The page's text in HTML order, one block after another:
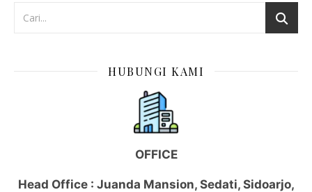
HUBUNGI KAMI
OFFICE
Head Office : Juanda Mansion, Sedati, Sidoarjo,